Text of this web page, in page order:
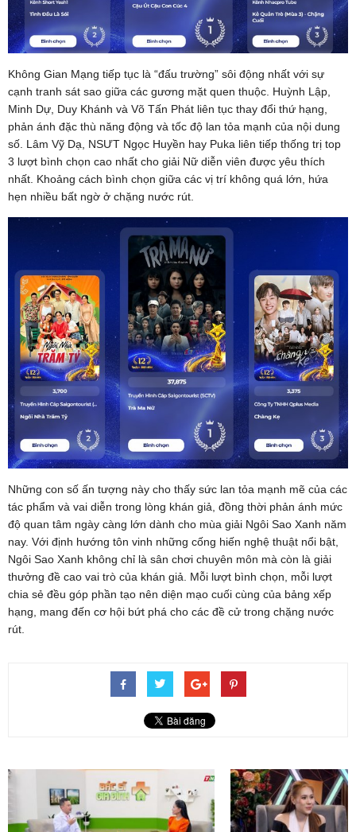
Không Gian Mạng tiếp tục là “đấu trường” sôi động nhất với sự
cạnh tranh sát sao giữa các gương mặt quen thuộc. Huỳnh Lập,
Minh Dự, Duy Khánh và Võ Tấn Phát liên tục thay đổi thứ hạng,
phản ánh đặc thù năng động và tốc độ lan tỏa mạnh của nội dung
số. Lâm Vỹ Dạ, NSƯT Ngọc Huyền hay Puka liên tiếp thống trị top
3 lượt bình chọn cao nhất cho giải Nữ diễn viên được yêu thích
nhất. Khoảng cách bình chọn giữa các vị trí không quá lớn, hứa
hẹn nhiều bất ngờ ở chặng nước rút.
Những con số ấn tượng này cho thấy sức lan tỏa mạnh mẽ của các
tác phẩm và vai diễn trong lòng khán giả, đồng thời phản ánh mức
độ quan tâm ngày càng lớn dành cho mùa giải Ngôi Sao Xanh năm
nay. Với định hướng tôn vinh những cống hiến nghệ thuật nổi bật,
Ngôi Sao Xanh không chỉ là sân chơi chuyên môn mà còn là giải
thưởng đề cao vai trò của khán giả. Mỗi lượt bình chọn, mỗi lượt
chia sẻ đều góp phần tạo nên diện mạo cuối cùng của bảng xếp
hạng, mang đến cơ hội bứt phá cho các đề cử trong chặng nước
rút.